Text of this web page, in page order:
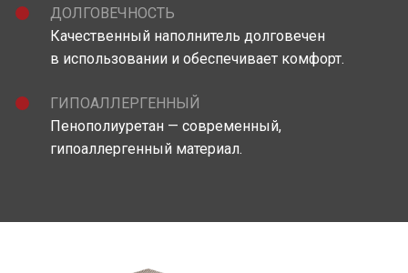
ДОЛГОВЕЧНОСТЬ
Качественный наполнитель долговечен
в использовании и обеспечивает комфорт.
ГИПОАЛЛЕРГЕННЫЙ
Пенополиуретан — современный,
гипоаллергенный материал.